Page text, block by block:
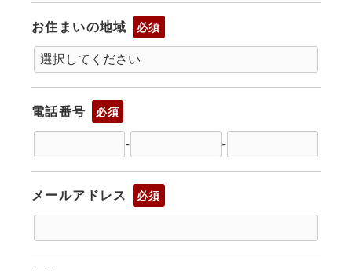
お住まいの地域 必須
電話番号 必須
- -
メールアドレス 必須